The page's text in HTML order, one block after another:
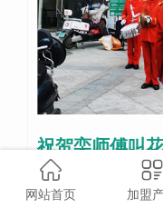
祝贺栾师傅叫
开业！
分类：
网站首页 加盟